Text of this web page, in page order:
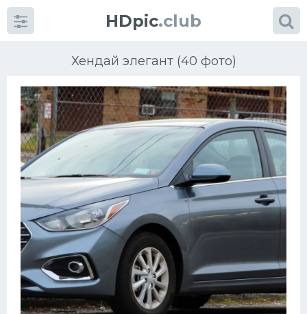
HDpic.club
Хендай элегант (40 фото)
Категории
Разное
Автомобили
Красивые фото машин
УРАЛ
Ниссан